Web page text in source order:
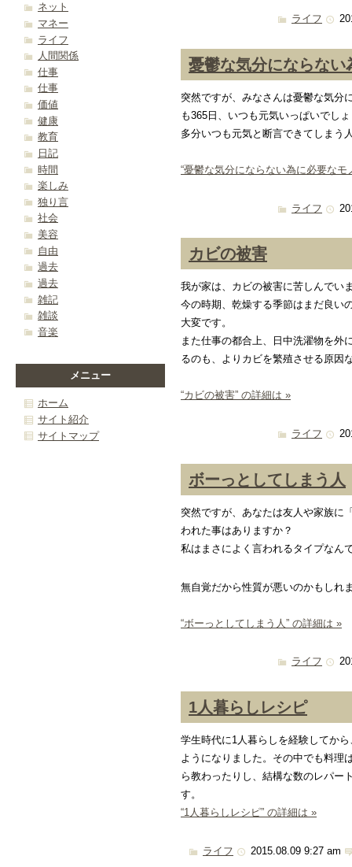
ライフ
憂鬱な気分にならない
突然ですが、みなさんは憂鬱な気分
も365日、いつも元気いっぱいでし
多分いつも元気と断言できてしまう
“憂鬱な気分にならない為に必要なモ
ライフ
カビの被害
我が家は、カビの被害に苦しんでい
今の時期、乾燥する季節はまだ良い
大変です。
また仕事の都合上、日中洗濯物を外
るのも、よりカビを繁殖させる原因
“カビの被害” の詳細は »
ライフ
ボーっとしてしまう人
突然ですが、あなたは友人や家族に
われた事はありますか？
私はまさによく言われるタイプなん
無自覚だから性質が悪いのかもしれ
“ボーっとしてしまう人” の詳細は »
ライフ
1人暮らしレシピ
学生時代に1人暮らしを経験してか
ようになりました。その中でも料理
ら教わったりし、結構な数のレパー
す。
“1人暮らしレシピ” の詳細は »
ライフ 2015.08.09 9:27 am
ネット
マネー
ライフ
人間関係
仕事
仕事
価値
健康
教育
日記
時間
楽しみ
独り言
社会
美容
自由
過去
過去
雑記
雑談
音楽
メニュー
ホーム
サイト紹介
サイトマップ